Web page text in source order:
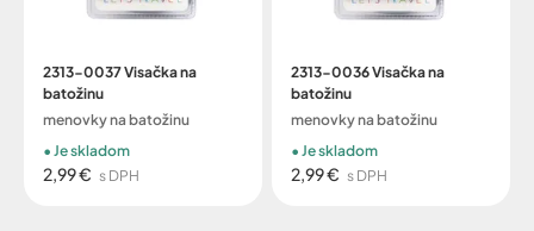
2313-0037 Visačka na
batožinu
menovky na batožinu
2,99 € s DPH
Je skladom
2313-0036 Visačka na
batožinu
menovky na batožinu
2,99 € s DPH
Je skladom